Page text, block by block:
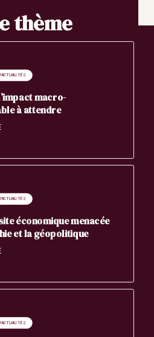
thème
macro-
à attendre
économique menacée
et la géopolitique